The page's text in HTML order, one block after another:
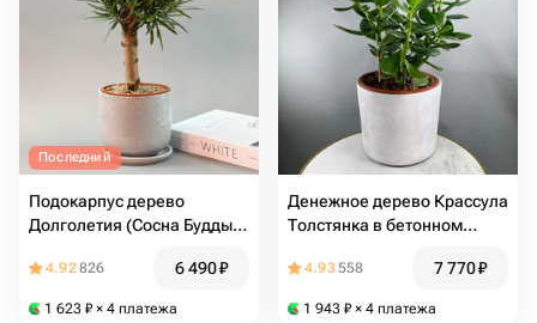
Последний
Подокарпус дерево
Долголетия (Сосна Будды)
4.92826 6 490₽
1 623 ₽ × 4 платежа
Денежное дерево Крассула
Толстянка в бетонном
4.93558 7 770₽
1 943 ₽ × 4 платежа